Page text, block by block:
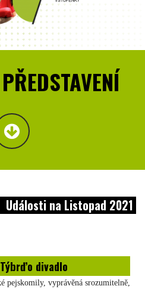
Události na Listopad 2021
divadlo
pejskomily, vyprávěná srozumitelně,